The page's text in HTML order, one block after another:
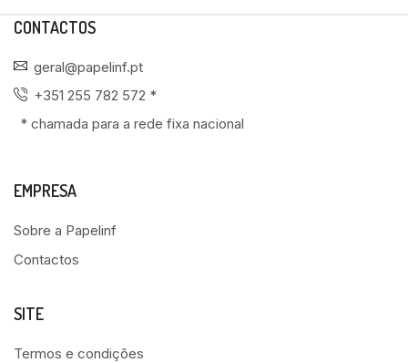
CONTACTOS
geral@papelinf.pt
+351 255 782 572 *
* chamada para a rede fixa nacional
EMPRESA
Sobre a Papelinf
Contactos
SITE
Termos e condições